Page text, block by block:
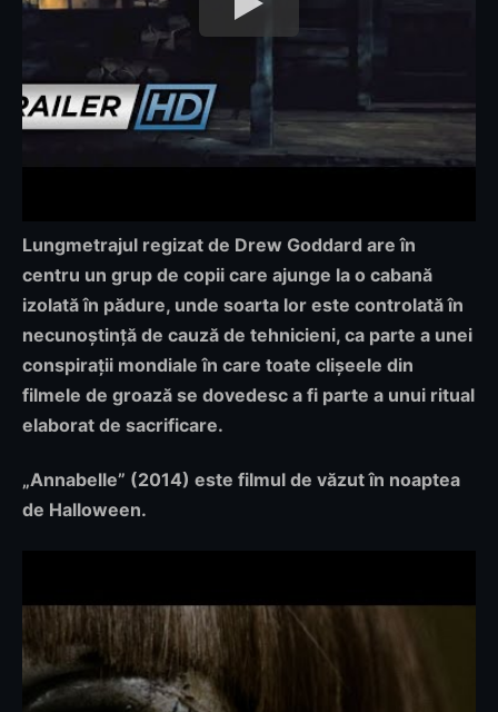
Lungmetrajul regizat de Drew Goddard are în
centru un grup de copii care ajunge la o cabană
izolată în pădure, unde soarta lor este controlată în
necunoștință de cauză de tehnicieni, ca parte a unei
conspirații mondiale în care toate clișeele din
filmele de groază se dovedesc a fi parte a unui ritual
elaborat de sacrificare.
„Annabelle” (2014) este filmul de văzut în noaptea
de Halloween.